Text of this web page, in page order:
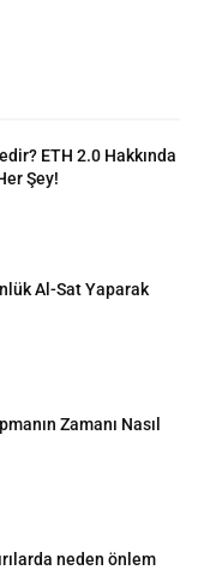
ETH 2.0 Hakkında
Şey!
Al-Sat Yaparak
Zamanı Nasıl
neden önlem